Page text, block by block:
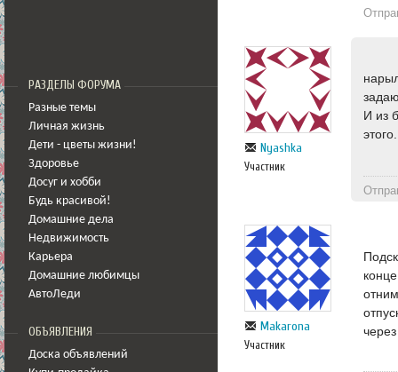
РАЗДЕЛЫ ФОРУМА
Разные темы
Личная жизнь
Дети - цветы жизни!
Здоровье
Досуг и хобби
Будь красивой!
Домашние дела
Недвижимость
Карьера
Домашние любимцы
АвтоЛеди
ОБЪЯВЛЕНИЯ
Доска объявлений
Nyashka
Участник
И из
Makarona
Участник